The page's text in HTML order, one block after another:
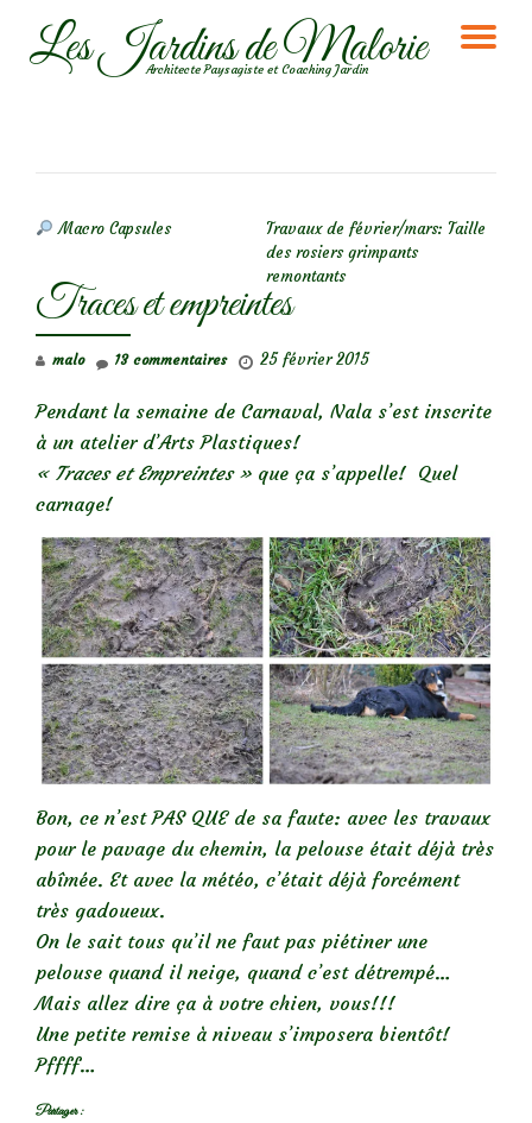
AllerLes Jardins de Malorie
Architecte Paysagiste et Coaching Jardin
Macro Capsules
Travaux de février/mars: Taille
des rosiers grimpants
remontants
Traces et empreintes
malo 25 février 2015
13 commentaires
Pendant la semaine de Carnaval, Nala s’est inscrite
à un atelier d’Arts Plastiques!
« Traces et Empreintes » que ça s’appelle! Quel
carnage!
Bon, ce n’est PAS QUE de sa faute: avec les travaux
pour le pavage du chemin, la pelouse était déjà très
abîmée. Et avec la météo, c’était déjà forcément
très gadoueux.
On le sait tous qu’il ne faut pas piétiner une
pelouse quand il neige, quand c’est détrempé…
Mais allez dire ça à votre chien, vous!!!
Une petite remise à niveau s’imposera bientôt!
Pffff…
Partager :